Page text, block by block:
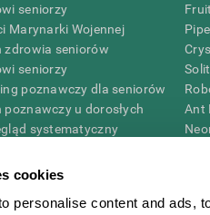
cookies
personalise content and ads,
seniorzy
Marynarki Wojennej
zdrowia seniorów
seniorzy
poznawczy dla seniorów
poznawczy u dorosłych
systematyczny
Ant